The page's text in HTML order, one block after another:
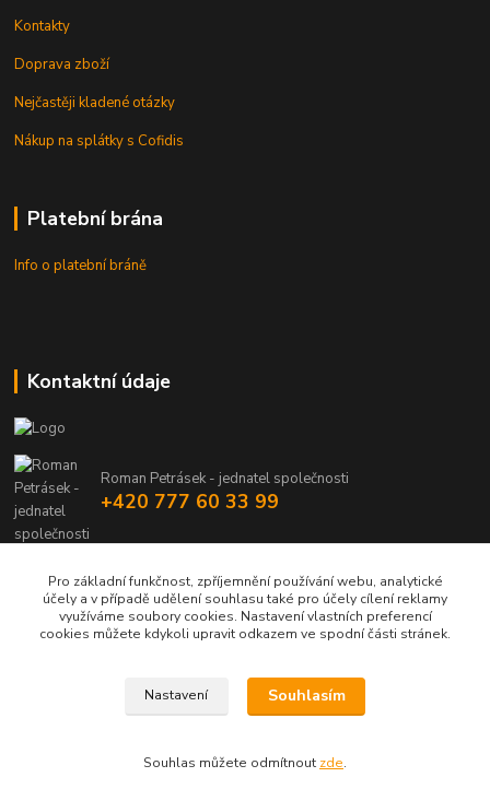
Kontakty
Doprava zboží
Nejčastěji kladené otázky
Nákup na splátky s Cofidis
Platební brána
Info o platební bráně
Kontaktní údaje
Roman Petrásek - jednatel společnosti
+420 777 60 33 99
Upravit sběr cookies.
Pro základní funkčnost, zpříjemnění používání webu, analytické
účely a v případě udělení souhlasu také pro účely cílení reklamy
využíváme soubory cookies. Nastavení vlastních preferencí
cookies můžete kdykoli upravit odkazem ve spodní části stránek.
Nastavení Souhlasím
Souhlas můžete odmítnout zde.